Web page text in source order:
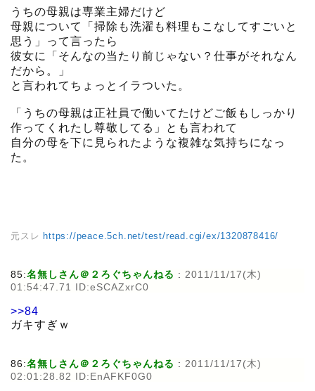
うちの母親は専業主婦だけど
母親について「掃除も洗濯も料理もこなしてすごいと
思う」って言ったら
彼女に「そんなの当たり前じゃない？仕事がそれなん
だから。」
と言われてちょっとイラついた。
「うちの母親は正社員で働いてたけどご飯もしっかり
作ってくれたし尊敬してる」とも言われて
自分の母を下に見られたような複雑な気持ちになっ
た。
元スレ https://peace.5ch.net/test/read.cgi/ex/1320878416/
85:名無しさん＠２ろぐちゃんねる : 2011/11/17(木)
01:54:47.71 ID:eSCAZxrC0
>>84
ガキすぎｗ
86:名無しさん＠２ろぐちゃんねる : 2011/11/17(木)
02:01:28.82 ID:EnAFKF0G0